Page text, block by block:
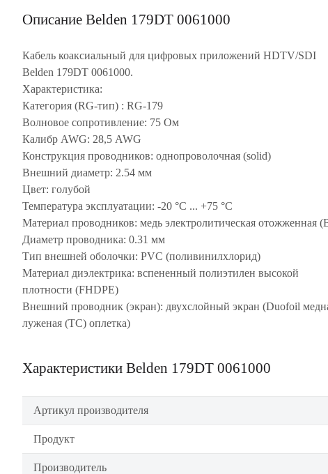
Описание Belden 179DT 0061000
Кабель коаксиальный для цифровых приложений HDTV/SDI
Belden 179DT 0061000.
Характеристика:
Категория (RG-тип) : RG-179
Волновое сопротивление: 75 Ом
Калибр AWG: 28,5 AWG
Конструкция проводников: однопроволочная (solid)
Внешний диаметр: 2.54 мм
Цвет: голубой
Температура эксплуатации: -20 °C ... +75 °C
Материал проводников: медь электролитическая отожженная
Диаметр проводника: 0.31 мм
Тип внешней оболочки: PVC (поливинилхлорид)
Материал диэлектрика: вспененный полиэтилен высокой
плотности (FHDPE)
Внешний проводник (экран): двухслойный экран (Duofoil
луженая (TC) оплетка)
Характеристики Belden 179DT 0061000
Артикул производителя
Продукт
Производитель